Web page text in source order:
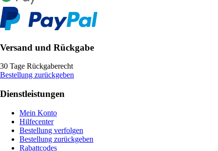
Versand und Rückgabe
30 Tage Rückgaberecht
Bestellung zurückgeben
Dienstleistungen
Mein Konto
Hilfecenter
Bestellung verfolgen
Bestellung zurückgeben
Rabattcodes